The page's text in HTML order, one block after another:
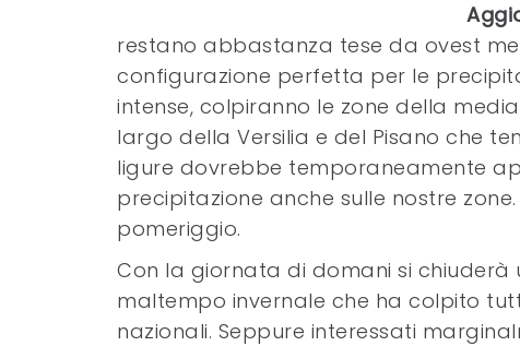
restano abbastanza tese da ovest
configurazione perfetta per le
intense, colpiranno le zone della
largo della Versilia e del Pisano che
ligure dovrebbe temporaneamente
precipitazione anche sulle nostre
pomeriggio.
Con la giornata di domani si
maltempo invernale che ha colpito
nazionali. Seppure interessati